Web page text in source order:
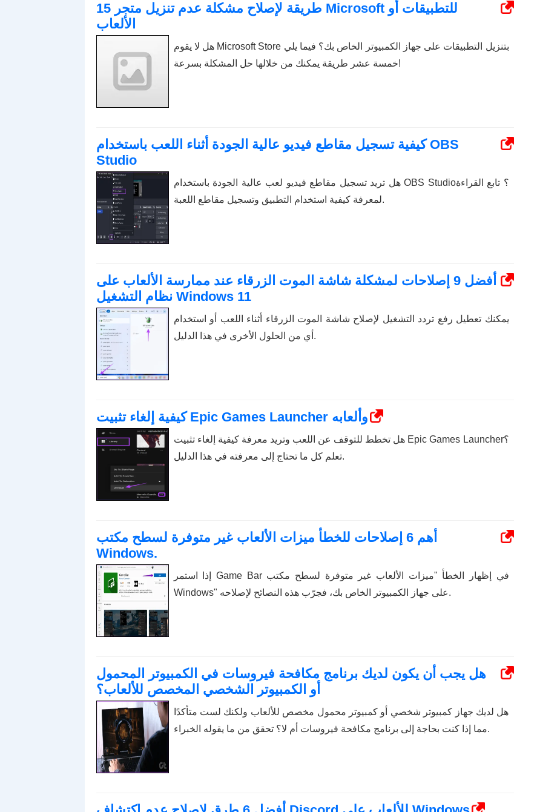
15 طريقة لإصلاح مشكلة عدم تنزيل متجر Microsoft للتطبيقات أو
الألعاب
هل لا يقوم Microsoft Store بتنزيل التطبيقات على جهاز الكمبيوتر الخاص بك؟ فيما يلي
خمسة عشر طريقة يمكنك من خلالها حل المشكلة بسرعة!
كيفية تسجيل مقاطع فيديو عالية الجودة أثناء اللعب باستخدام OBS
Studio
هل تريد تسجيل مقاطع فيديو لعب عالية الجودة باستخدام OBS Studio؟ تابع القراءة
لمعرفة كيفية استخدام التطبيق وتسجيل مقاطع اللعبة.
أفضل 9 إصلاحات لمشكلة شاشة الموت الزرقاء عند ممارسة الألعاب على
نظام التشغيل Windows 11
يمكنك تعطيل رفع تردد التشغيل لإصلاح شاشة الموت الزرقاء أثناء اللعب أو استخدام
أي من الحلول الأخرى في هذا الدليل.
كيفية إلغاء تثبيت Epic Games Launcher وألعابه
هل تخطط للتوقف عن اللعب وتريد معرفة كيفية إلغاء تثبيت Epic Games Launcher؟
تعلم كل ما تحتاج إلى معرفته في هذا الدليل.
أهم 6 إصلاحات للخطأ ميزات الألعاب غير متوفرة لسطح مكتب
Windows.
إذا استمر Game Bar في إظهار الخطأ "ميزات الألعاب غير متوفرة لسطح مكتب
Windows" على جهاز الكمبيوتر الخاص بك، فجرّب هذه النصائح لإصلاحه.
هل يجب أن يكون لديك برنامج مكافحة فيروسات في الكمبيوتر المحمول
أو الكمبيوتر الشخصي المخصص للألعاب؟
هل لديك جهاز كمبيوتر شخصي أو كمبيوتر محمول مخصص للألعاب ولكنك لست متأكدًا
مما إذا كنت بحاجة إلى برنامج مكافحة فيروسات أم لا؟ تحقق من ما يقوله الخبراء.